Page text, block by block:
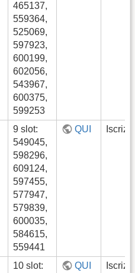
465137,
559364,
525069,
597923,
600199,
602056,
543967,
600375,
599253
9 slot:
549045,
598296,
609124,
597455,
577947,
579839,
600035,
584615,
559441
QUI
10 slot:
QUI